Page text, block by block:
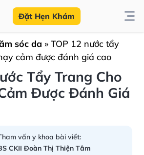
Đặt Hẹn Khám
sóc da » TOP 12 nước tẩy
cảm được đánh giá cao
Tẩy Trang Cho
Được Đánh Giá
vấn y khoa bài viết:
CKII Đoàn Thị Thiện Tâm